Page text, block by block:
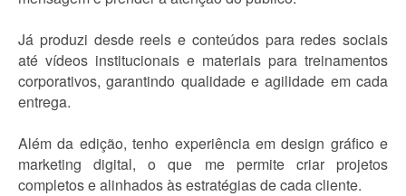
Já produzi desde reels e conteúdos para redes sociais
até vídeos institucionais e materiais para treinamentos
corporativos, garantindo qualidade e agilidade em cada
entrega.
Além da edição, tenho experiência em design gráfico e
marketing digital, o que me permite criar projetos
completos e alinhados às estratégias de cada cliente.